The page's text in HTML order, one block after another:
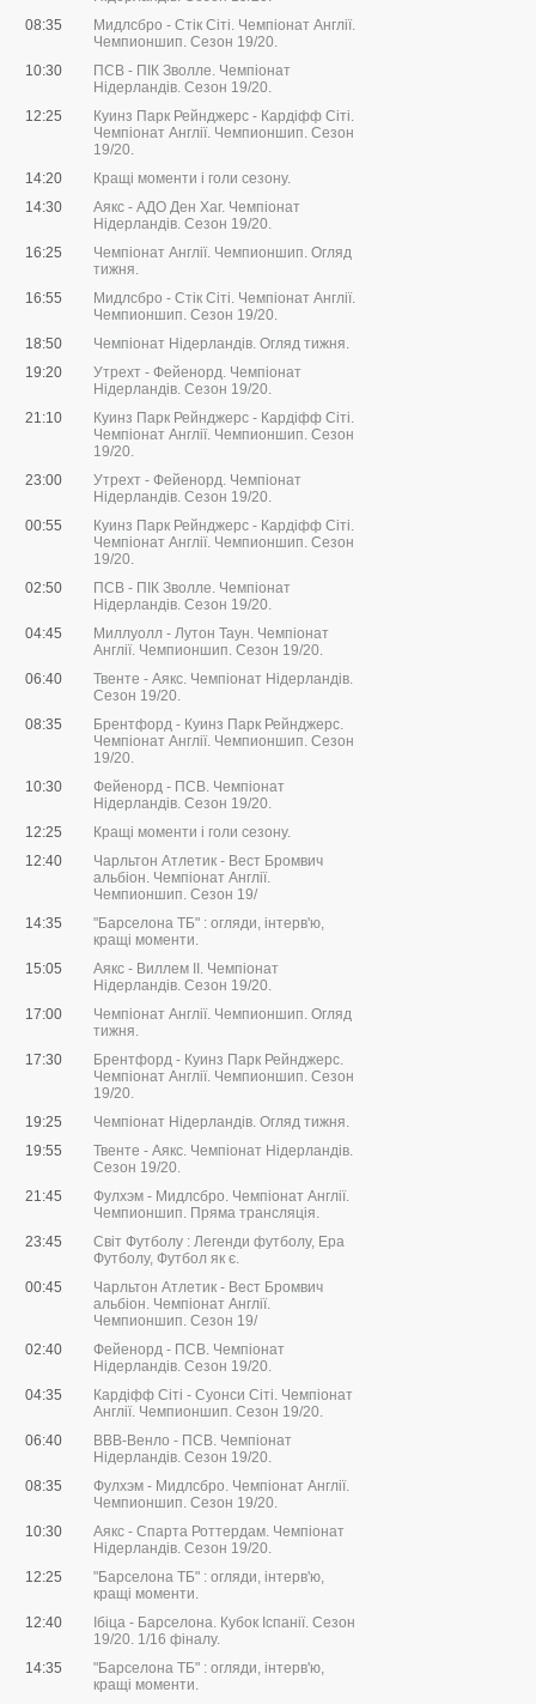
08:35
Мидлсбро - Стік Сіті. Чемпіонат Англії.
Чемпионшип. Сезон 19/20.
10:30
ПСВ - ПІК Зволле. Чемпіонат
Нідерландів. Сезон 19/20.
12:25
Куинз Парк Рейнджерс - Кардіфф Сіті.
Чемпіонат Англії. Чемпионшип. Сезон
19/20.
14:20
Кращі моменти і голи сезону.
14:30
Аякс - АДО Ден Хаг. Чемпіонат
Нідерландів. Сезон 19/20.
16:25
Чемпіонат Англії. Чемпионшип. Огляд
тижня.
16:55
Мидлсбро - Стік Сіті. Чемпіонат Англії.
Чемпионшип. Сезон 19/20.
18:50
Чемпіонат Нідерландів. Огляд тижня.
19:20
Утрехт - Фейенорд. Чемпіонат
Нідерландів. Сезон 19/20.
21:10
Куинз Парк Рейнджерс - Кардіфф Сіті.
Чемпіонат Англії. Чемпионшип. Сезон
19/20.
23:00
Утрехт - Фейенорд. Чемпіонат
Нідерландів. Сезон 19/20.
00:55
Куинз Парк Рейнджерс - Кардіфф Сіті.
Чемпіонат Англії. Чемпионшип. Сезон
19/20.
02:50
ПСВ - ПІК Зволле. Чемпіонат
Нідерландів. Сезон 19/20.
04:45
Миллуолл - Лутон Таун. Чемпіонат
Англії. Чемпионшип. Сезон 19/20.
06:40
Твенте - Аякс. Чемпіонат Нідерландів.
Сезон 19/20.
08:35
Брентфорд - Куинз Парк Рейнджерс.
Чемпіонат Англії. Чемпионшип. Сезон
19/20.
10:30
Фейенорд - ПСВ. Чемпіонат
Нідерландів. Сезон 19/20.
12:25
Кращі моменти і голи сезону.
12:40
Чарльтон Атлетик - Вест Бромвич
альбіон. Чемпіонат Англії.
Чемпионшип. Сезон 19/
14:35
"Барселона ТБ" : огляди, інтерв'ю,
кращі моменти.
15:05
Аякс - Виллем II. Чемпіонат
Нідерландів. Сезон 19/20.
17:00
Чемпіонат Англії. Чемпионшип. Огляд
тижня.
17:30
Брентфорд - Куинз Парк Рейнджерс.
Чемпіонат Англії. Чемпионшип. Сезон
19/20.
19:25
Чемпіонат Нідерландів. Огляд тижня.
19:55
Твенте - Аякс. Чемпіонат Нідерландів.
Сезон 19/20.
21:45
Фулхэм - Мидлсбро. Чемпіонат Англії.
Чемпионшип. Пряма трансляція.
23:45
Світ Футболу : Легенди футболу, Ера
Футболу, Футбол як є.
00:45
Чарльтон Атлетик - Вест Бромвич
альбіон. Чемпіонат Англії.
Чемпионшип. Сезон 19/
02:40
Фейенорд - ПСВ. Чемпіонат
Нідерландів. Сезон 19/20.
04:35
Кардіфф Сіті - Суонси Сіті. Чемпіонат
Англії. Чемпионшип. Сезон 19/20.
06:40
ВВВ-Венло - ПСВ. Чемпіонат
Нідерландів. Сезон 19/20.
08:35
Фулхэм - Мидлсбро. Чемпіонат Англії.
Чемпионшип. Сезон 19/20.
10:30
Аякс - Спарта Роттердам. Чемпіонат
Нідерландів. Сезон 19/20.
12:25
"Барселона ТБ" : огляди, інтерв'ю,
кращі моменти.
12:40
Ібіца - Барселона. Кубок Іспанії. Сезон
19/20. 1/16 фіналу.
14:35
"Барселона ТБ" : огляди, інтерв'ю,
кращі моменти.